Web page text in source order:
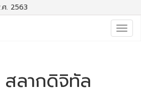
. 2563
สลากดิจิทัล